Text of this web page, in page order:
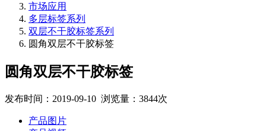
市场应用
多层标签系列
双层不干胶标签系列
圆角双层不干胶标签
圆角双层不干胶标签
发布时间：2019-09-10 浏览量：3844次
产品图片